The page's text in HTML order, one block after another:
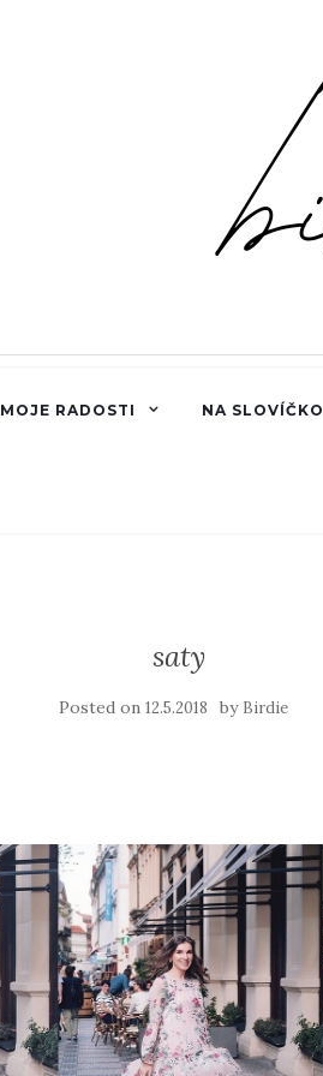
MOJE RADOSTI NA SLOVÍČKO
saty
Posted on 12.5.2018 by Birdie